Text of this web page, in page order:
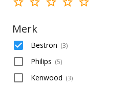
Merk
Bestron (3)
Philips (5)
Kenwood (3)